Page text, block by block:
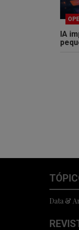
IA
Data &